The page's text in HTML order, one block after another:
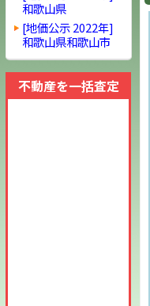
和歌山県
[地価公示 2022年]
和歌山県和歌山市
不動産を一括査定